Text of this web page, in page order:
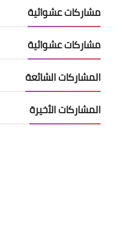
مشاركات عشوائية
مشاركات عشوائية
المشاركات الشائعة
المشاركات الأخيرة